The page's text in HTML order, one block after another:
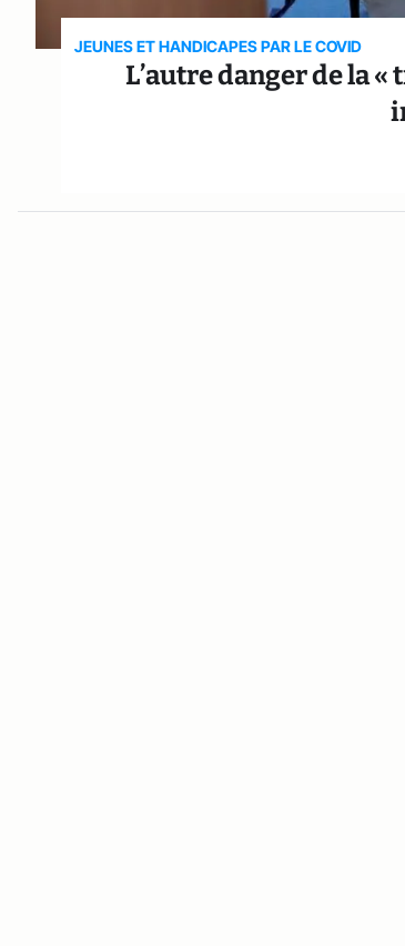
JEUNES ET HANDICAPES PAR LE COVID
L’autre danger de la